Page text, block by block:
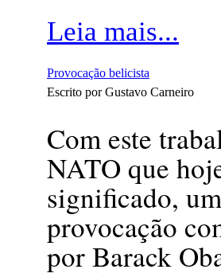
Leia mais...
Provocação belicista
Escrito por Gustavo Carneiro
Com este
NATO que
significado,
provocação
por Barack